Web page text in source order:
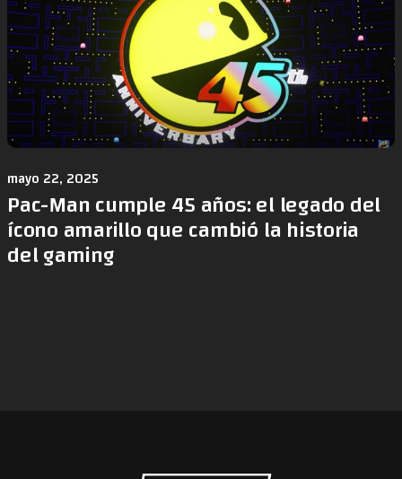
mayo 22, 2025
Pac-Man cumple 45 años: el legado del
ícono amarillo que cambió la historia
del gaming